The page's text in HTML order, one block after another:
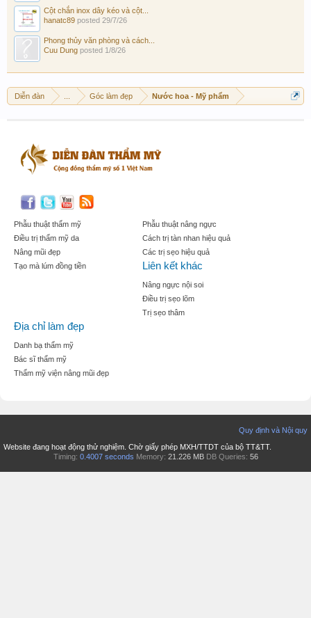
Cột chắn inox dây kéo và cột...
hanatc89 posted 29/7/26
Phong thủy văn phòng và cách...
Cuu Dung posted 1/8/26
Diễn đàn Góc làm đẹp Nước hoa - Mỹ phẩm
Phẫu thuật thẩm mỹ
Điều trị thẩm mỹ da
Nâng mũi đẹp
Tạo mà lúm đồng tiền
Phẫu thuật nâng ngực
Cách trị tàn nhan hiệu quả
Các trị sẹo hiệu quả
Liên kết khác
Nâng ngực nội soi
Điều trị sẹo lõm
Trị sẹo thâm
Địa chỉ làm đẹp
Danh bạ thẩm mỹ
Bác sĩ thẩm mỹ
Thẩm mỹ viện nâng mũi đẹp
Quy định và Nội quy
Website đang hoạt động thử nghiệm. Chờ giấy phép MXH/TTDT của bộ TT&TT.
Timing: 0.4007 seconds Memory: 21.226 MB DB Queries: 56